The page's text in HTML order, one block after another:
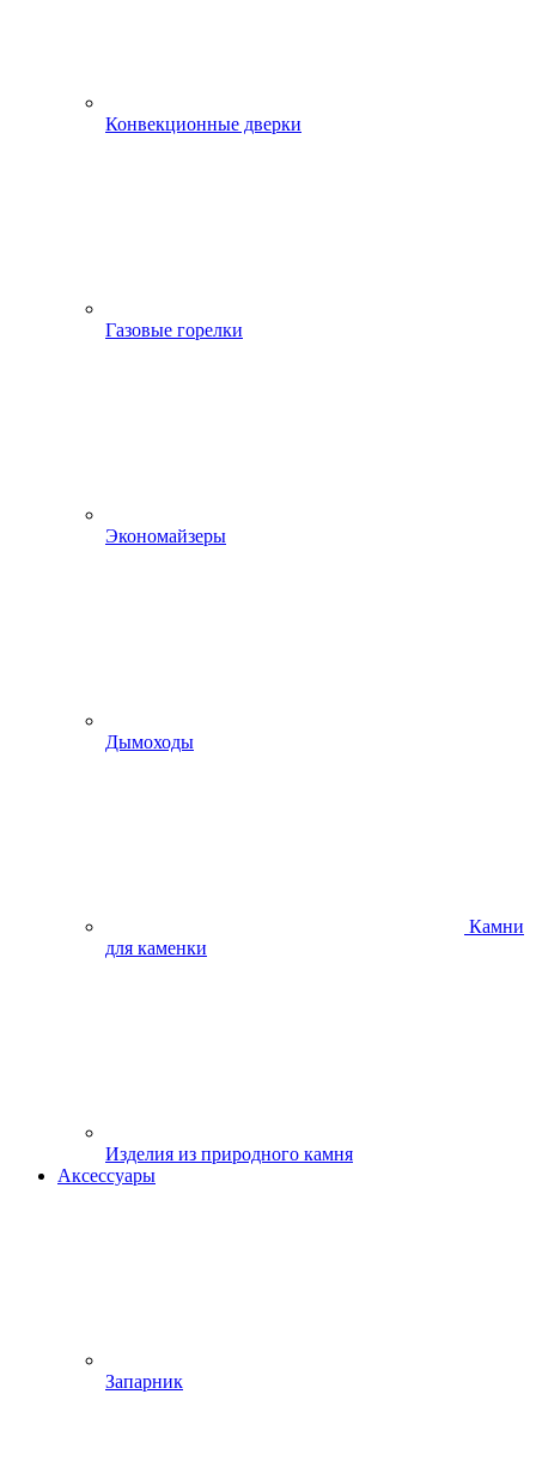
Конвекционные дверки
Газовые горелки
Экономайзеры
Дымоходы
Камни
для каменки
Изделия из природного камня
Аксессуары
Запарник